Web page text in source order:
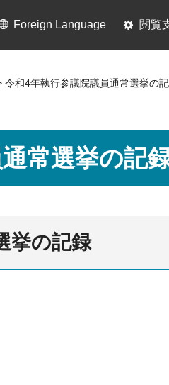
Foreign Language 閲覧
令和4年執行参議院議員通常選挙の
常選挙の記
挙の記録